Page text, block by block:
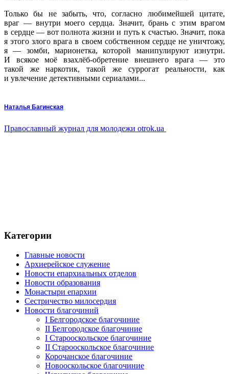
Только бы не забыть, что, согласно любимейшей цитате,
враг — внутри моего сердца. Значит, брань с этим врагом
в сердце — вот полнота жизни и путь к счастью. Значит, пока
я этого злого врага в своем собственном сердце не уничтожу,
я — зомби, марионетка, которой манипулируют изнутри.
И всякое моё взахлёб-обретение внешнего врага — это
такой же наркотик, такой же суррогат реальности, как
и увлечение детективными сериалами...
Наталья Багинская
Православный журнал для молодежи otrok.ua
Категории
Главные новости
Архиерейское служение
Новости епархиальных отделов
Новости образования
Монастыри епархии
Сестричество милосердия
Новости благочиний
I Белгородское благочиние
II Белгородское благочиние
I Старооскольское благочиние
II Старооскольское благочиние
Корочанское благочиние
Новооскольское благочиние